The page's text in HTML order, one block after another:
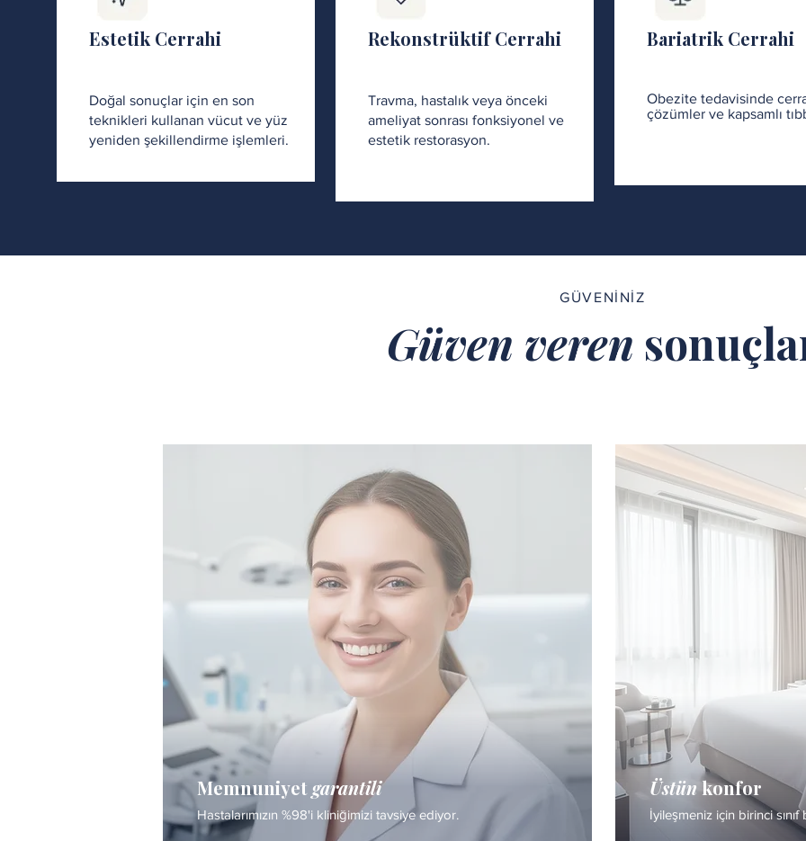
Estetik Cerrahi
Doğal sonuçlar için en son
teknikleri kullanan vücut ve yüz
yeniden şekillendirme işlemleri.
Rekonstrüktif Cerrahi
Travma, hastalık veya önceki
ameliyat sonrası fonksiyonel ve
estetik restorasyon.
Bariatrik Cerrahi
Obezite tedavisinde
çözümler ve kapsamlı
GÜVENİNİZ
Güven veren
Memnuniyetgarantili
Hastalarımızın %98'i kliniğimizi tavsiye ediyor.
Üstünkonfor
İyileşmeniz için birinci